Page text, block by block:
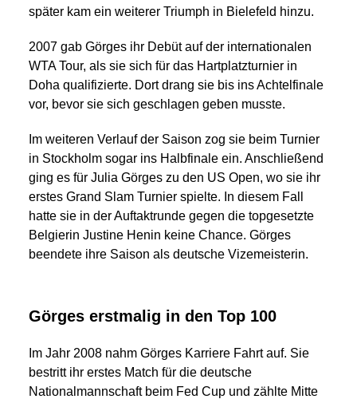
später kam ein weiterer Triumph in Bielefeld hinzu.
2007 gab Görges ihr Debüt auf der internationalen
WTA Tour, als sie sich für das Hartplatzturnier in
Doha qualifizierte. Dort drang sie bis ins Achtelfinale
vor, bevor sie sich geschlagen geben musste.
Im weiteren Verlauf der Saison zog sie beim Turnier
in Stockholm sogar ins Halbfinale ein. Anschließend
ging es für Julia Görges zu den US Open, wo sie ihr
erstes Grand Slam Turnier spielte. In diesem Fall
hatte sie in der Auftaktrunde gegen die topgesetzte
Belgierin Justine Henin keine Chance. Görges
beendete ihre Saison als deutsche Vizemeisterin.
Görges erstmalig in den Top 100
Im Jahr 2008 nahm Görges Karriere Fahrt auf. Sie
bestritt ihr erstes Match für die deutsche
Nationalmannschaft beim Fed Cup und zählte Mitte